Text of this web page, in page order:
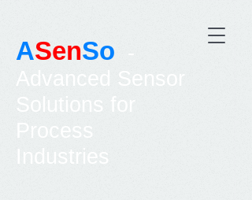
ASenSo -
Advanced Sensor
Solutions for
Process
Industries